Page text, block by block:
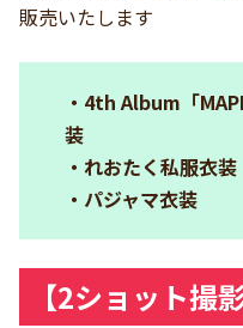
販売いたします
・4th Album「
装
・れおたく私服衣装
・パジャマ衣装
【2ショット撮影